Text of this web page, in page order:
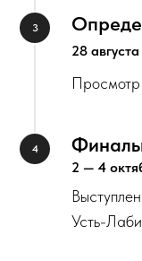
28
2 — 4
Усть-